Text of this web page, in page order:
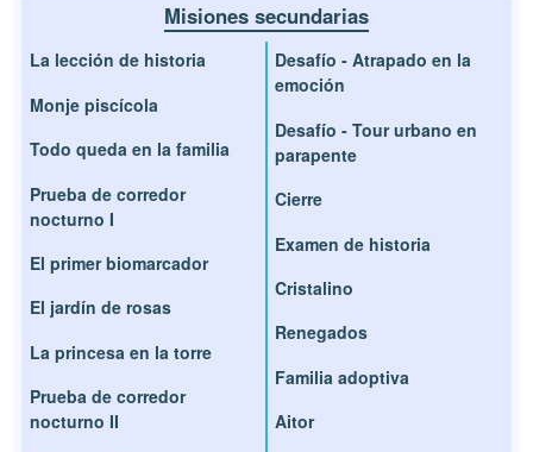
Misiones secundarias
La lección de historia
Monje piscícola
Todo queda en la familia
Prueba de corredor
nocturno I
El primer biomarcador
El jardín de rosas
La princesa en la torre
Prueba de corredor
nocturno II
Desafío - Atrapado en la
emoción
Desafío - Tour urbano en
parapente
Cierre
Examen de historia
Cristalino
Renegados
Familia adoptiva
Aitor